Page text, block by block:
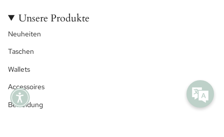
Unsere Produkte
Neuheiten
Taschen
Wallets
Accessoires
Bekleidung